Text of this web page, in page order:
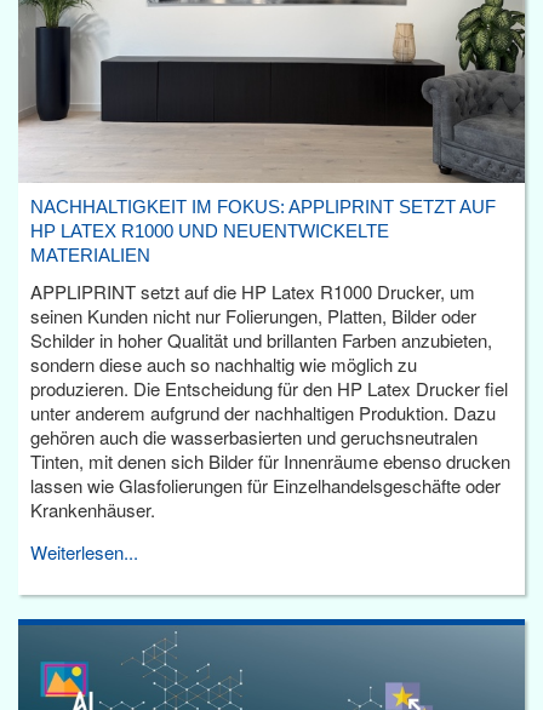
NACHHALTIGKEIT IM FOKUS: APPLIPRINT SETZT AUF
HP LATEX R1000 UND NEUENTWICKELTE
MATERIALIEN
APPLIPRINT setzt auf die HP Latex R1000 Drucker, um
seinen Kunden nicht nur Folierungen, Platten, Bilder oder
Schilder in hoher Qualität und brillanten Farben anzubieten,
sondern diese auch so nachhaltig wie möglich zu
produzieren. Die Entscheidung für den HP Latex Drucker fiel
unter anderem aufgrund der nachhaltigen Produktion. Dazu
gehören auch die wasserbasierten und geruchsneutralen
Tinten, mit denen sich Bilder für Innenräume ebenso drucken
lassen wie Glasfolierungen für Einzelhandelsgeschäfte oder
Krankenhäuser.
Weiterlesen...